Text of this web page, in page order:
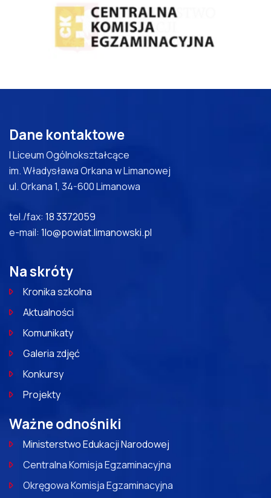
Dane kontaktowe
I Liceum Ogólnokształcące
im. Władysława Orkana w Limanowej
ul. Orkana 1, 34-600 Limanowa
tel./fax: 18 3372059
e-mail: 1lo@powiat.limanowski.pl
Na skróty
Kronika szkolna
Aktualności
Komunikaty
Galeria zdjęć
Konkursy
Projekty
Ważne odnośniki
Ministerstwo Edukacji Narodowej
Centralna Komisja Egzaminacyjna
Okręgowa Komisja Egzaminacyjna